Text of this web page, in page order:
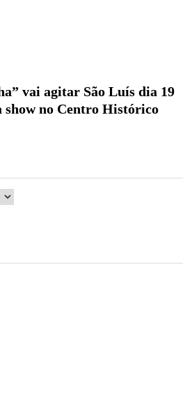
vai agitar São Luís dia 19
show no Centro Histórico